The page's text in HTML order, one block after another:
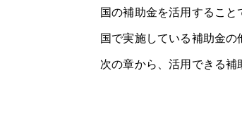
大問屋の口コミ
国の補助金を活用すること
国で実施している補助金の
次の章から、活用できる補